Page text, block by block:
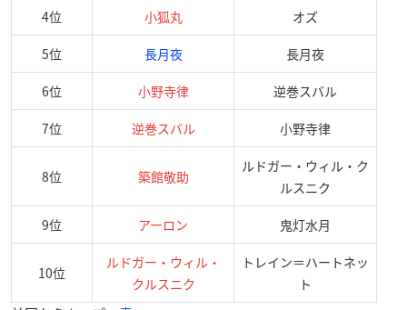
4位 小狐丸 オズ
5位 長月夜 長月夜
6位 小野寺律 逆巻スバル
7位 逆巻スバル 小野寺律
8位 築館敬助
ルドガー・ウィル・ク
ルスニク
9位 アーロン 鬼灯水月
10位
ルドガー・ウィル・
クルスニク
トレイン＝ハートネッ
ト